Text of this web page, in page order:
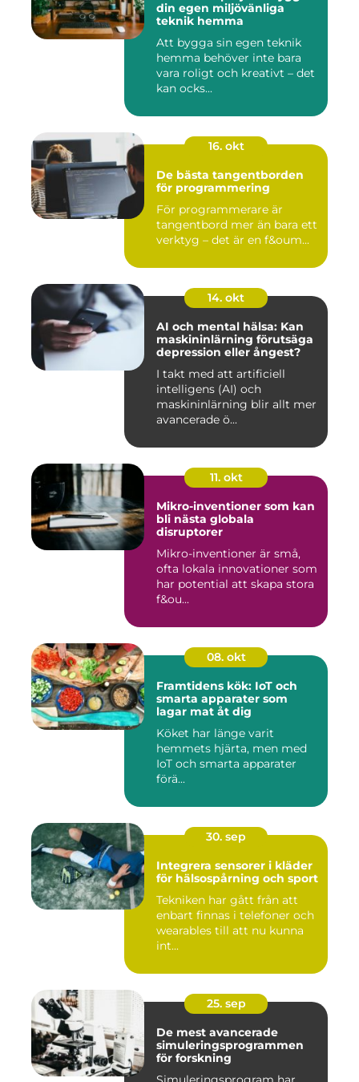
din egen miljövänliga
teknik hemma
Att bygga sin egen teknik
hemma behöver inte bara
vara roligt och kreativt – det
kan ocks...
16. okt
De bästa tangentborden
för programmering
För programmerare är
tangentbord mer än bara ett
verktyg – det är en f&oum...
14. okt
AI och mental hälsa: Kan
maskininlärning förutsäga
depression eller ångest?
I takt med att artificiell
intelligens (AI) och
maskininlärning blir allt mer
avancerade ö...
11. okt
Mikro-inventioner som kan
bli nästa globala
disruptorer
Mikro-inventioner är små,
ofta lokala innovationer som
har potential att skapa stora
f&ou...
08. okt
Framtidens kök: IoT och
smarta apparater som
lagar mat åt dig
Köket har länge varit
hemmets hjärta, men med
IoT och smarta apparater
förä...
30. sep
Integrera sensorer i kläder
för hälsospårning och sport
Tekniken har gått från att
enbart finnas i telefoner och
wearables till att nu kunna
int...
25. sep
De mest avancerade
simuleringsprogrammen
för forskning